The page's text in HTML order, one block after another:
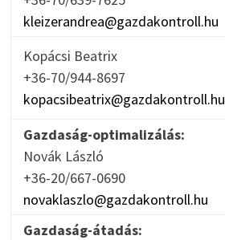
kleizerandrea@gazdakontroll.hu
Kopácsi Beatrix
+36-70/944-8697
kopacsibeatrix@gazdakontroll.hu
Gazdaság-optimalizálás:
Novák László
+36-20/667-0690
novaklaszlo@gazdakontroll.hu
Gazdaság-átadás: